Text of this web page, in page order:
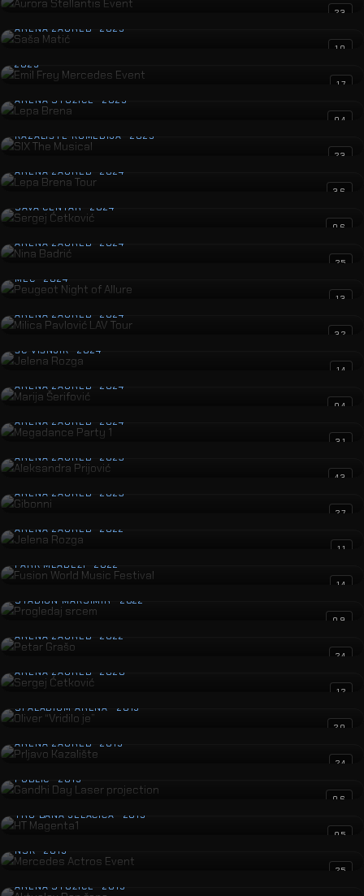
23
Saša Matić
ARENA ZAGREB · 2025
10
Emil Frey Mercedes Event
2025
17
Lepa Brena
ARENA STOŽICE · 2025
04
SIX The Musical
KAZALIŠTE KOMEDIJA · 2025
23
Lepa Brena Tour
ARENA ZAGREB · 2024
36
Sergej Ćetković
SAVA CENTAR · 2024
06
Nina Badrić
ARENA ZAGREB · 2024
25
Peugeot Night of Allure
MEC · 2024
13
Milica Pavlović LAV Tour
ARENA ZAGREB · 2024
32
Jelena Rozga
ŠC VIŠNJIK · 2024
14
Marija Šerifović
ARENA ZAGREB · 2024
04
Megadance Party 1
ARENA ZAGREB · 2024
31
Aleksandra Prijović
ARENA ZAGREB · 2023
43
Gibonni
ARENA ZAGREB · 2023
27
Jelena Rozga
ARENA ZAGREB · 2022
11
Fusion World Music Festival
PARK MLADEŽI · 2022
14
Progledaj srcem
STADION MAKSIMIR · 2022
09
Petar Grašo
ARENA ZAGREB · 2022
24
Sergej Ćetković
ARENA ZAGREB · 2020
12
Oliver “Vridilo je”
SPALADIUM ARENA · 2019
20
Prljavo Kazalište
ARENA ZAGREB · 2019
24
Gandhi Day Laser projection
PUBLIC · 2019
06
HT Magenta1
TRG BANA JELAČIĆA · 2019
05
Mercedes Actros Event
NSK · 2019
25
Aktualov Dan žena
ARENA STOŽICE · 2019